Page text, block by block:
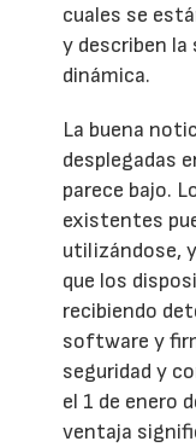
cuales se
y describen
dinámica.
La buena
desplegadas
parece bajo.
existentes
utilizándose,
que los
recibiendo
software y
seguridad y
el 1 de enero
ventaja